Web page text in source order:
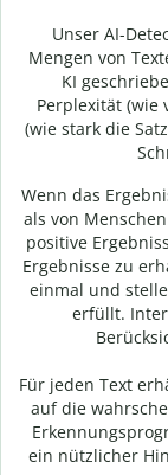
Unser AI-
Mengen von
KI
Perplexität (wie
(wie stark die
Wenn das
als von
positive
Ergebnisse zu
einmal und
erfüllt.
Für jeden Text
auf die
ein nützlicher